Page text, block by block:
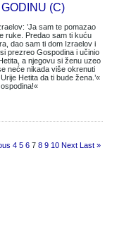
(C)
’Ja sam te pomazao
ruke. Predao sam ti kuću
dao sam ti dom Izraelov i
prezreo Gospodina i učinio
a njegovu si ženu uzeo
neće nikada više okrenuti
Hetita da ti bude žena.’«
4 5 6 7 8 9 10 Next Last »